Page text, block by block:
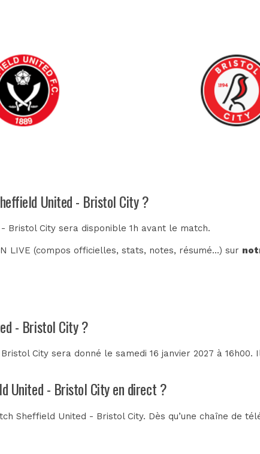
United - Bristol City ?
Bristol City sera disponible 1h avant le match.
LIVE (compos officielles, stats, notes, résumé...) sur
- Bristol City ?
City sera donné le samedi 16 janvier 2027 à
United - Bristol City en direct ?
Sheffield United - Bristol City. Dès qu’une chaîne de